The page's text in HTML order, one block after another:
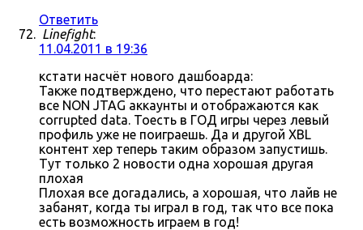
Ответить
Linefight:
11.04.2011 в 19:36
кстати насчёт нового дашбоарда:
Также подтверждено, что перестают работать
все NON JTAG аккаунты и отображаются как
corrupted data. Тоесть в ГОД игры через левый
профиль уже не поиграешь. Да и другой XBL
контент хер теперь таким образом запустишь.
Тут только 2 новости одна хорошая другая
плохая
Плохая все догадались, а хорошая, что лайв не
забанят, когда ты играл в год, так что все пока
есть возможность играем в год!